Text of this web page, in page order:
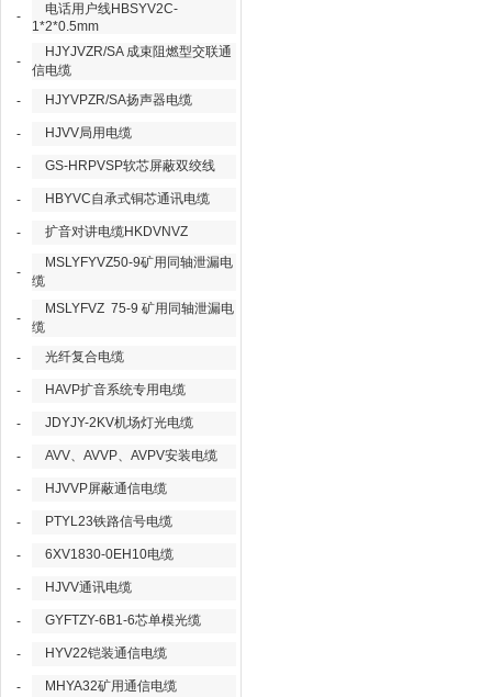
-
电话用户线HBSYV2C-
1*2*0.5mm
-
HJYJVZR/SA 成束阻燃型交联通
信电缆
-
HJYVPZR/SA扬声器电缆
- HJVV局用电缆
- GS-HRPVSP软芯屏蔽双绞线
- HBYVC自承式铜芯通讯电缆
- 扩音对讲电缆HKDVNVZ
-
MSLYFYVZ50-9矿用同轴泄漏电
缆
-
MSLYFVZ 75-9 矿用同轴泄漏电
缆
-
光纤复合电缆
- HAVP扩音系统专用电缆
- JDYJY-2KV机场灯光电缆
- AVV、AVVP、AVPV安装电缆
- HJVVP屏蔽通信电缆
- PTYL23铁路信号电缆
- 6XV1830-0EH10电缆
- HJVV通讯电缆
- GYFTZY-6B1-6芯单模光缆
- HYV22铠装通信电缆
- MHYA32矿用通信电缆